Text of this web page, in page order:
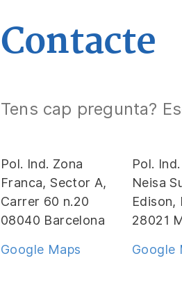
Contacte
Tens cap pregunta?
Pol. Ind. Zona
Franca, Sector A,
Carrer 60 n.20
08040 Barcelona
Google Maps
Pol.
Neisa
Edison,
28021
Google